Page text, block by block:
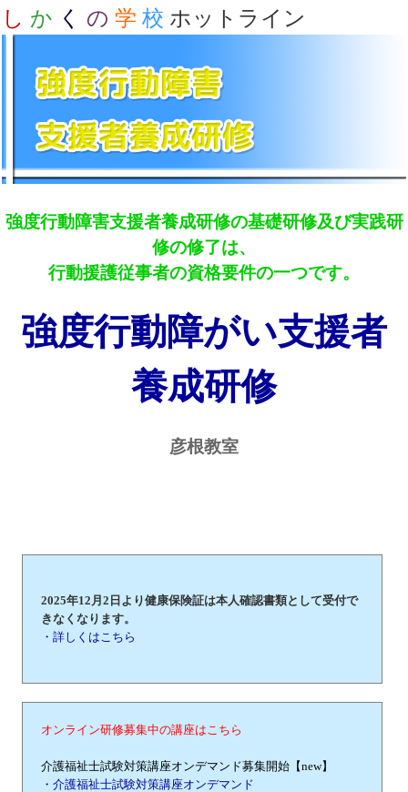
し か く の 学 校 ホットライン
強度行動障害支援者養成研修の基礎研修及び実践研
修の修了は、
行動援護従事者の資格要件の一つです。
強度行動障がい支援者
養成研修
彦根教室
2025年12月2日より健康保険証は本人確認書類として受付で
きなくなります。
・詳しくはこちら
オンライン研修募集中の講座はこちら
介護福祉士試験対策講座オンデマンド募集開始【new】
・介護福祉士試験対策講座オンデマンド